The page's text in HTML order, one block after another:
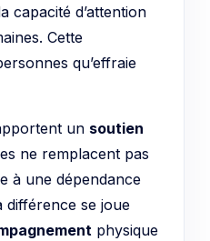
capacité d’attention
Cette
qu’effraie
un soutien
ne remplacent pas
à une dépendance
différence se joue
physique